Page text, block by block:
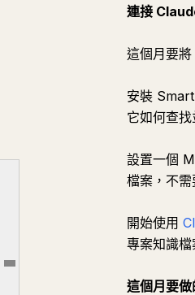
文章大綱
第三個月：建立自動化工作流程
連接
這個月要
安裝
它如何查找
設置一個
檔案，不需
開始使用
專案知識檔
這個月要做